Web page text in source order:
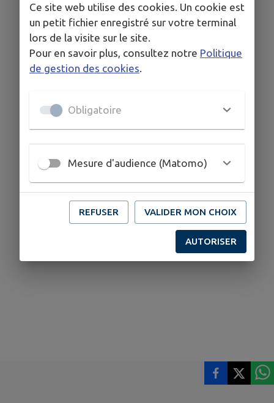
Ce site web utilise des cookies. Un cookie est
un petit fichier enregistré sur votre terminal
lors de la visite sur le site.
Pour en savoir plus, consultez notre Politique
de gestion des cookies
Obligatoire
Mesure d'audience (Matomo)
REFUSER VALIDER MON CHOIX
AUTORISER